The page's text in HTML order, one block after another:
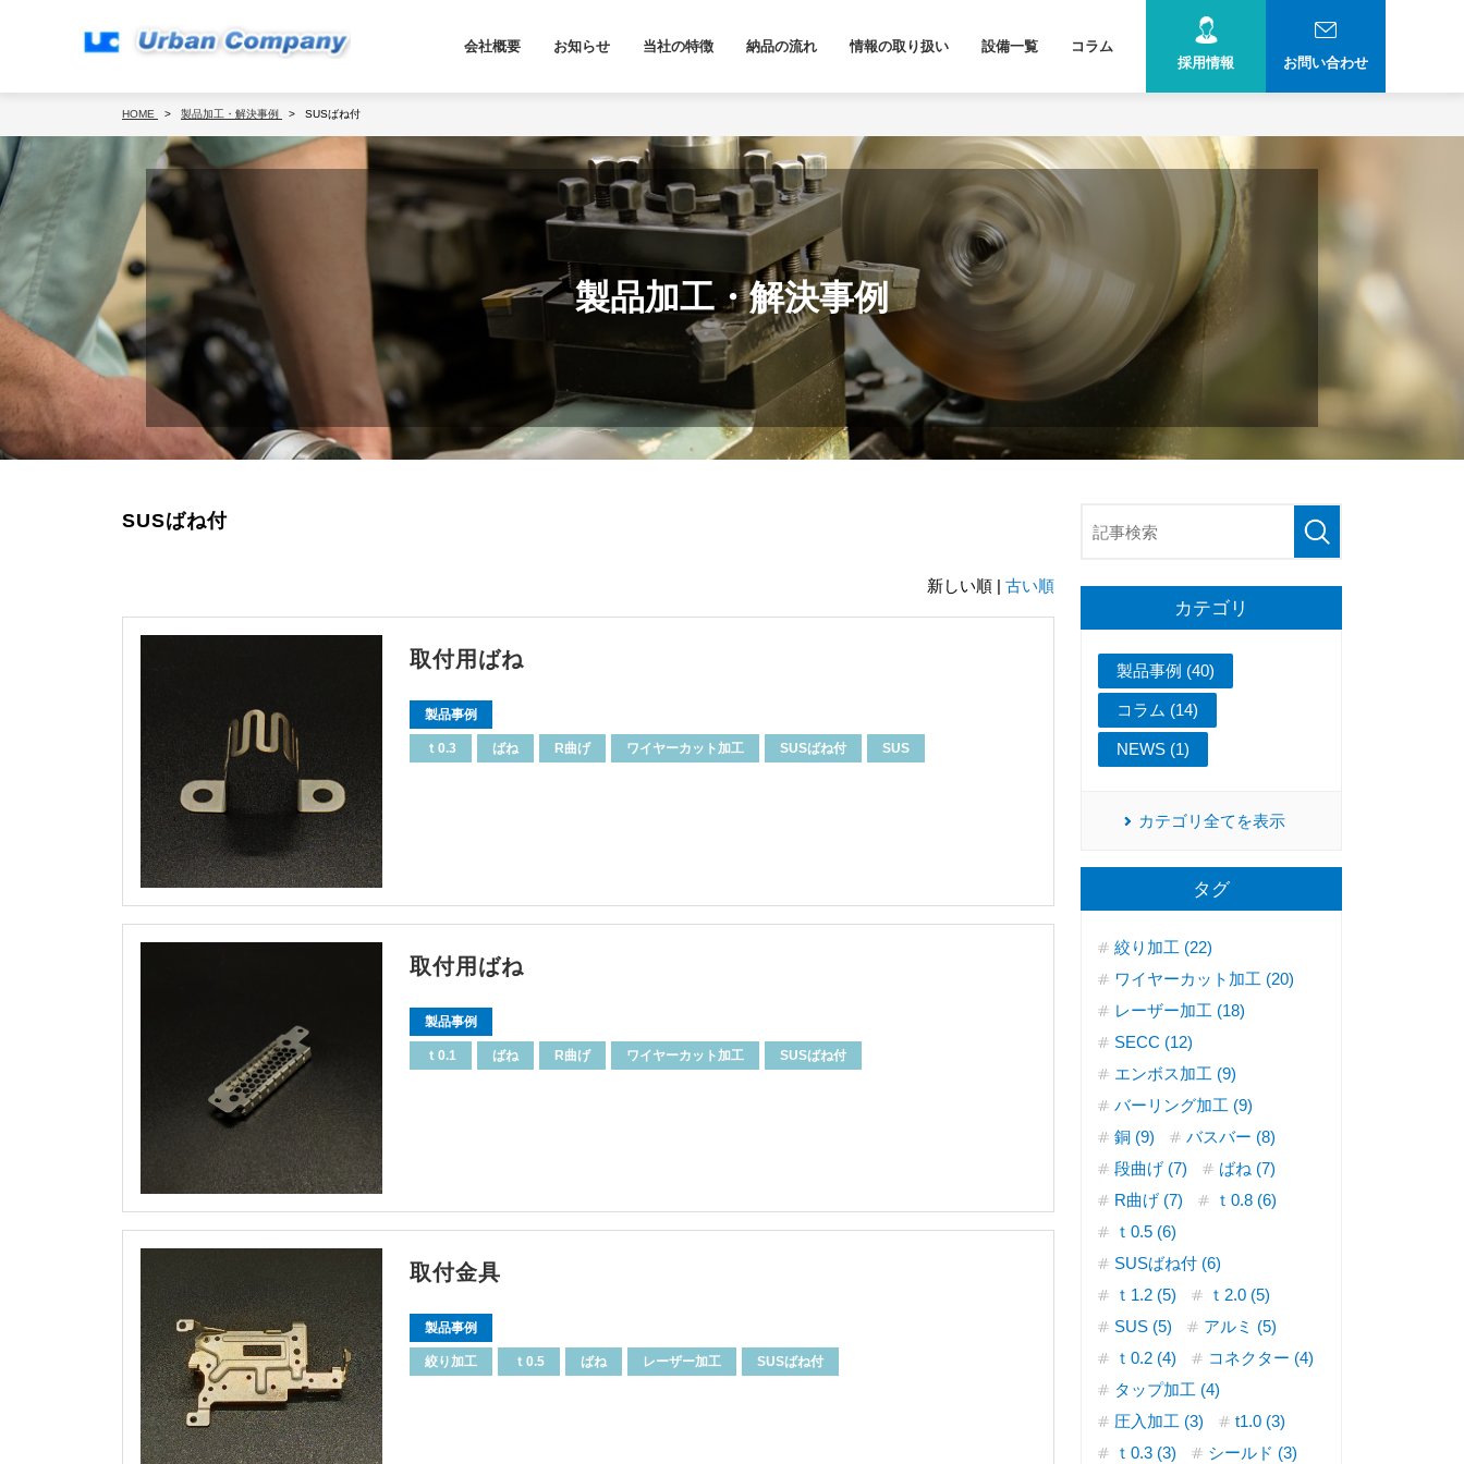
会社概要 お知らせ 当社の特徴 納品の流れ 情報の取り扱い 設備一覧
コラム
採用情報
お問い合わせ
HOME 製品加工・解決事例 SUSばね付
製品加工・解決事例
SUSばね付
新しい順 | 古い順
取付用ばね
製品事例
ｔ0.3 ばね R曲げ ワイヤーカット加工 SUSばね付 SUS
取付用ばね
製品事例
ｔ0.1 ばね R曲げ ワイヤーカット加工 SUSばね付
取付金具
製品事例
絞り加工 ｔ0.5 ばね レーザー加工 SUSばね付
カテゴリ
製品事例 (40)
コラム (14)
NEWS (1)
カテゴリ全てを表示
タグ
絞り加工 (22)
ワイヤーカット加工 (20)
レーザー加工 (18)
SECC (12)
エンボス加工 (9)
バーリング加工 (9)
銅 (9)
バスバー (8)
段曲げ (7)
ばね (7)
R曲げ (7)
ｔ0.8 (6)
ｔ0.5 (6)
SUSばね付 (6)
ｔ1.2 (5)
ｔ2.0 (5)
SUS (5)
アルミ (5)
ｔ0.2 (4)
コネクター (4)
タップ加工 (4)
圧入加工 (3)
t1.0 (3)
ｔ0.3 (3)
シールド (3)